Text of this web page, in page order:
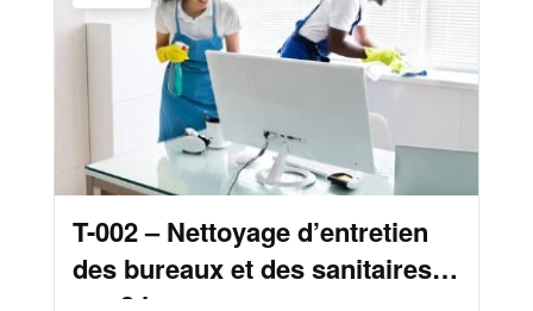
T-002 – Nettoyage d’entretien
des bureaux et des sanitaires